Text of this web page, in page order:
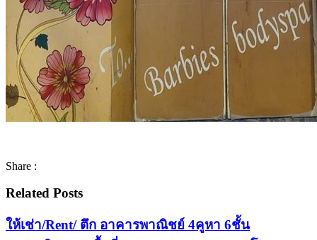
Share :
Related Posts
ให้เช่า/Rent/ ตึก อาคารพาณิชย์ 4คูหา 6ชั้น